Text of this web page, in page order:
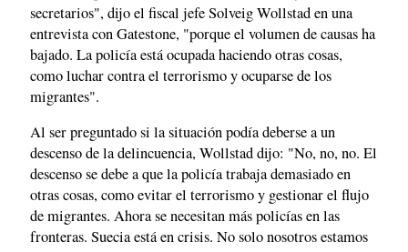
secretarios", dijo el fiscal jefe Solveig Wollstad en una
entrevista con Gatestone, "porque el volumen de causas ha
bajado. La policía está ocupada haciendo otras cosas,
como luchar contra el terrorismo y ocuparse de los
migrantes".
Al ser preguntado si la situación podía deberse a un
descenso de la delincuencia, Wollstad dijo: "No, no, no. El
descenso se debe a que la policía trabaja demasiado en
otras cosas, como evitar el terrorismo y gestionar el flujo
de migrantes. Ahora se necesitan más policías en las
fronteras. Suecia está en crisis. No solo nosotros estamos